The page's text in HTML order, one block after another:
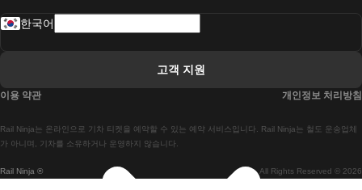
마드리드-리스본 열차
마드리드에서 바르셀로나로 가는 고속 열차
Rail Ninja ® All Rights Reserved © 2026
Rail Ninja는 온라인으로 기차 티켓을 예약할 수 있는 예약 서비스입니다. Rail Ninja는 철도 운송업체
가 아니며, 기차를 소유하거나 운영하지 않습니다.
한국어
고객 지원
이용 약관 개인정보 처리방침